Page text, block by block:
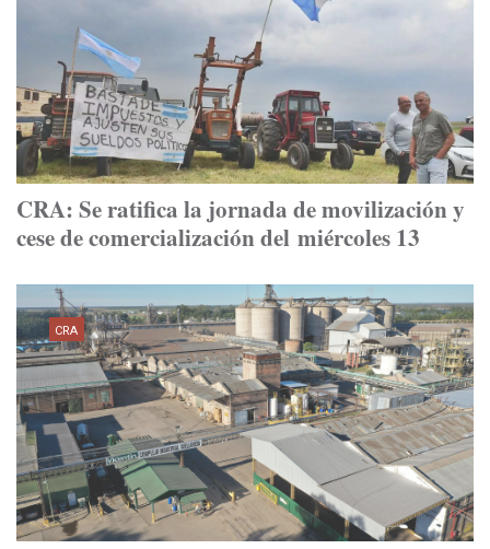
CRA: Se ratifica la jornada de movilización y
cese de comercialización del miércoles 13
CRA